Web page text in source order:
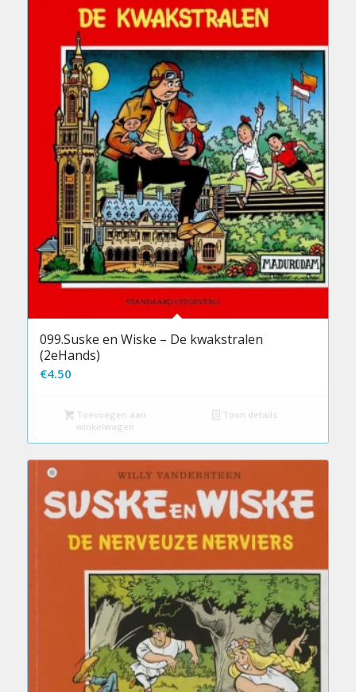
099.Suske en Wiske – De kwakstralen
(2eHands)
€4.50
Toevoegen aan
winkelwagen
Toon details